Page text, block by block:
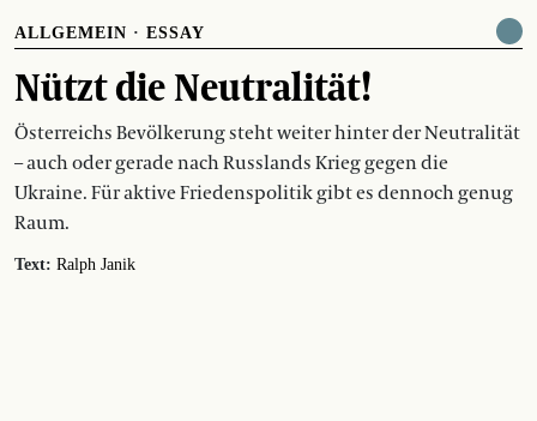
ALLGEMEIN · ESSAY
Nützt die Neutralität!
Österreichs Bevölkerung steht weiter hinter der Neutralität
– auch oder gerade nach Russlands Krieg gegen die
Ukraine. Für aktive Friedenspolitik gibt es dennoch genug
Raum.
Text: Ralph Janik